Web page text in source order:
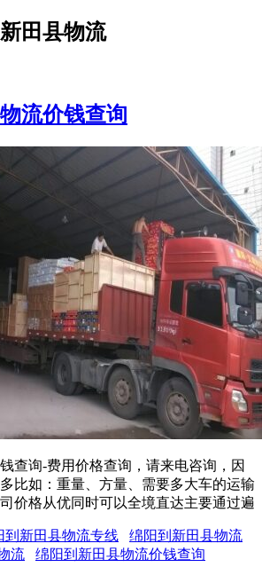
田县物流
流价钱查询
查询-费用价格查询，请来电咨询，因
比如：重量、方量、需要多大车的运输
价格从优同时可以全境直达主要通过遍
到新田县物流专线
绵阳到新田县物流
流 绵阳到新田县物流价钱查询